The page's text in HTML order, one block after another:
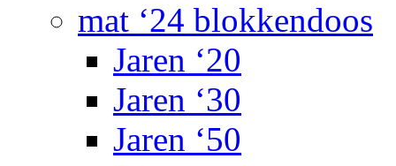
mat ‘24 blokkendoos
Jaren ‘20
Jaren ‘30
Jaren ‘50